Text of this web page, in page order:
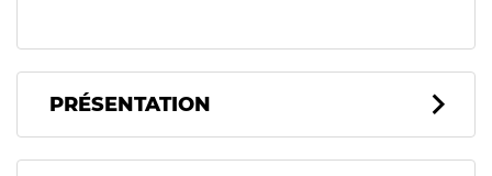
PRÉSENTATION